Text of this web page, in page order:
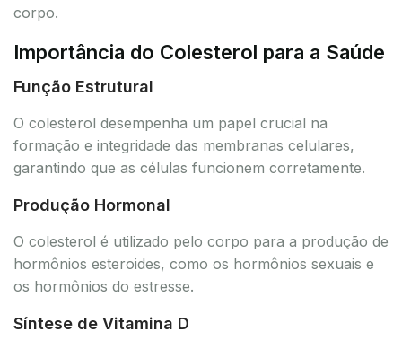
corpo.
Importância do Colesterol para a Saúde
Função Estrutural
O colesterol desempenha um papel crucial na
formação e integridade das membranas celulares,
garantindo que as células funcionem corretamente.
Produção Hormonal
O colesterol é utilizado pelo corpo para a produção de
hormônios esteroides, como os hormônios sexuais e
os hormônios do estresse.
Síntese de Vitamina D